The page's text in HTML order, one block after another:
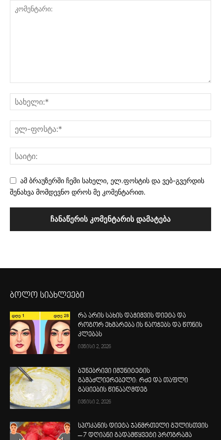
ამ ბრაუზერში ჩემი სახელი, ელ.ფოსტის და ვებ-გვერდის
შენახვა მომდევნო დროს მე კომენტარით.
ბოლო სიახლეები
რა არის სახის დაჭიმვის დიეტა და
როგორ ეხმარება ის ნაოჭებს და წონის
კლებას
ივნისი 2, 2026
ბუნებრივი იმუნიტეტის
გამაძლიერებელი: რძე და თაფლი
გაციების წინააღმდეგ
ივნისი 2, 2026
სპოკანის დიეტა ჯანმრთელი გულისთვის
– 7 დღიანი გადამწყვეტი პროგრამა